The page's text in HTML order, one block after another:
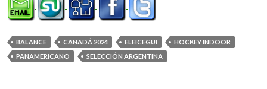
BALANCE CANADÁ 2024 ELEICEGUI
HOCKEY INDOOR
PANAMERICANO
SELECCIÓN ARGENTINA